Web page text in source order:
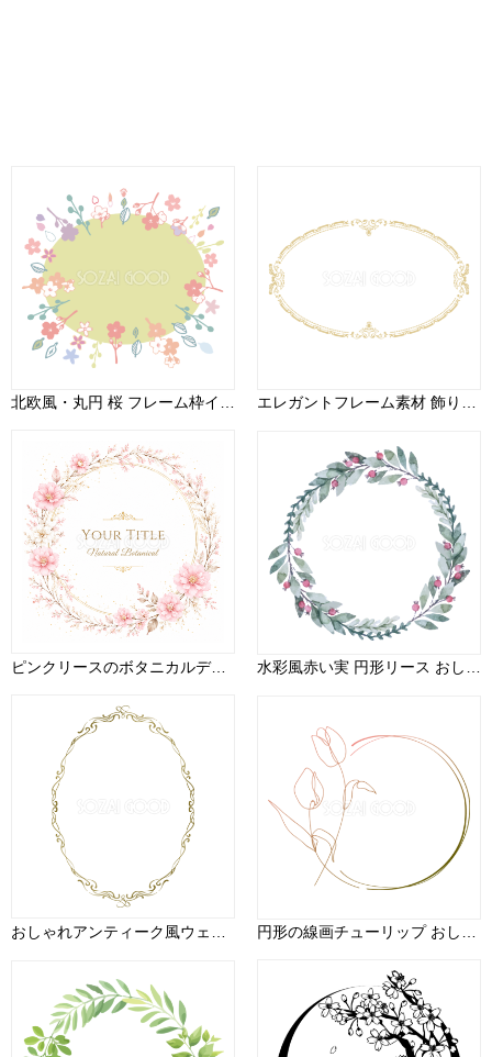
北欧風・丸円 桜 フレーム枠イラスト無料 フリー88650 エレガントフレーム素材 飾り枠（横長の円 シンプル）23934
ピンクリースのボタニカルデザインテンプレート【無料・フリーPNG】招待状・ウェディング素材92790 水彩風赤い実 円形リース おしゃれなボタニカル風(植物)のフレーム枠イラスト無料 フリー86694
おしゃれアンティーク風ウェーブ楕円枠ゴールド(金)の縦長方形フレームイラスト無料 フリー87992 円形の線画チューリップ おしゃれなボタニカル風(植物)のフレーム枠イラスト無料 フリー86455